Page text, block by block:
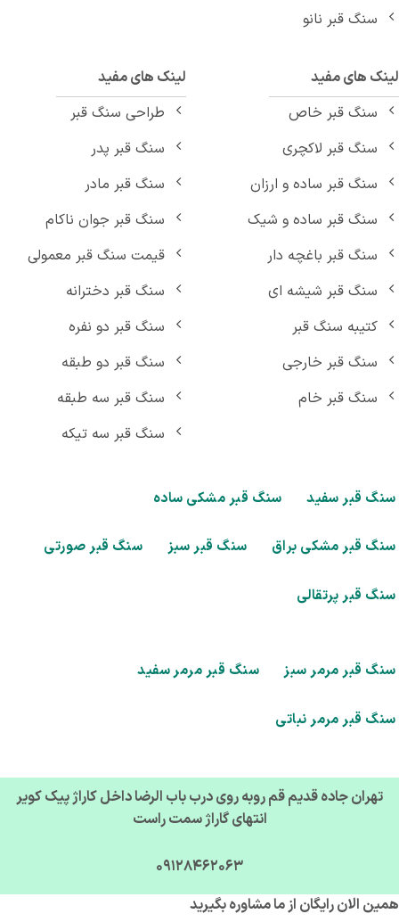
سنگ قبر نانو
های مفید
سنگ قبر خاص
سنگ قبر لاکچری
سنگ قبر ساده و ارزان
سنگ قبر ساده و شیک
سنگ قبر باغچه دار
سنگ قبر شیشه ای
کتیبه سنگ قبر
سنگ قبر خارجی
سنگ قبر خام
لینک های مفید
طراحی سنگ قبر
سنگ قبر پدر
سنگ قبر مادر
سنگ قبر جوان ناکام
قیمت سنگ قبر معمولی
سنگ قبر دخترانه
سنگ قبر دو نفره
سنگ قبر دو طبقه
سنگ قبر سه طبقه
سنگ قبر سه تیکه
قبر سفید سنگ قبر مشکی ساده
قبر مشکی براق سنگ قبر سبز سنگ قبر صورتی
قبر پرتقالی
قبر مرمر سبز سنگ قبر مرمر سفید
قبر مرمر نباتی
تهران جاده قدیم قم روبه روی درب باب الرضا داخل کاراژ پیک کویر
انتهای گاراژ سمت راست
09128462063
الان رایگان از ما مشاوره بگیرید